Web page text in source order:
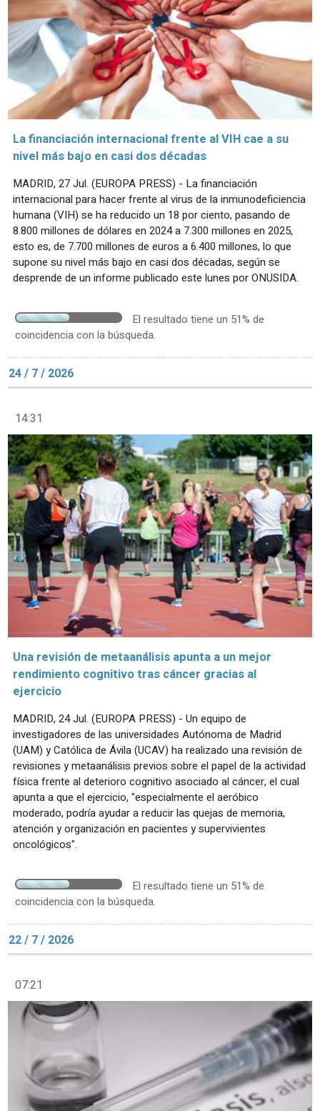
La financiación internacional frente al VIH cae a su
nivel más bajo en casi dos décadas
MADRID, 27 Jul. (EUROPA PRESS) - La financiación
internacional para hacer frente al virus de la inmunodeficiencia
humana (VIH) se ha reducido un 18 por ciento, pasando de
8.800 millones de dólares en 2024 a 7.300 millones en 2025,
esto es, de 7.700 millones de euros a 6.400 millones, lo que
supone su nivel más bajo en casi dos décadas, según se
desprende de un informe publicado este lunes por ONUSIDA.
El resultado tiene un 51% de
coincidencia con la búsqueda.
24 / 7 / 2026
14:31
Una revisión de metaanálisis apunta a un mejor
rendimiento cognitivo tras cáncer gracias al
ejercicio
MADRID, 24 Jul. (EUROPA PRESS) - Un equipo de
investigadores de las universidades Autónoma de Madrid
(UAM) y Católica de Ávila (UCAV) ha realizado una revisión de
revisiones y metaanálisis previos sobre el papel de la actividad
física frente al deterioro cognitivo asociado al cáncer, el cual
apunta a que el ejercicio, "especialmente el aeróbico
moderado, podría ayudar a reducir las quejas de memoria,
atención y organización en pacientes y supervivientes
oncológicos".
El resultado tiene un 51% de
coincidencia con la búsqueda.
22 / 7 / 2026
07:21